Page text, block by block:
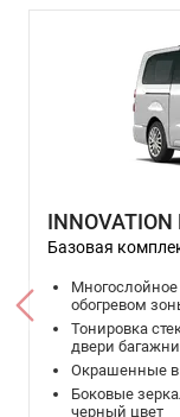
INNOVATION
Базовая
обогревом
Тонировка
двери
Окрашенные в
Боковые
черный цвет